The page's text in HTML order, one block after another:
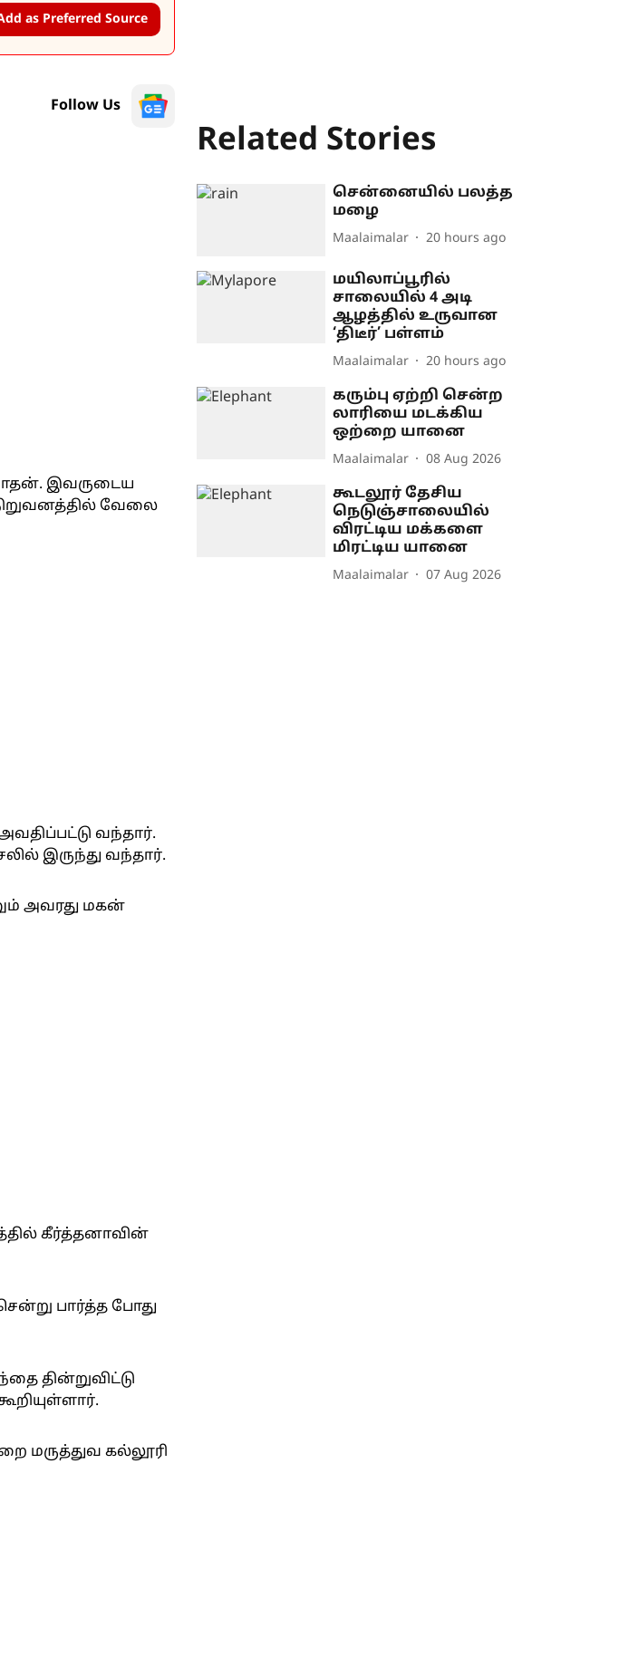
as Preferred Source
Follow Us
இவருடைய
வேலை
வந்தார்.
இருந்து வந்தார்.
அவரது மகன்
கீர்த்தனாவின்
பார்த்த போது
தின்றுவிட்டு
மருத்துவ கல்லூரி
Related Stories
சென்னையில் பலத்த
மழை
Maalaimalar 20 hours ago
மயிலாப்பூரில்
சாலையில் 4 அடி
ஆழத்தில் உருவான
‘திடீர்’ பள்ளம்
Maalaimalar 20 hours ago
கரும்பு ஏற்றி சென்ற
லாரியை மடக்கிய
ஒற்றை யானை
Maalaimalar 08 Aug 2026
கூடலூர் தேசிய
நெடுஞ்சாலையில்
விரட்டிய மக்களை
மிரட்டிய யானை
Maalaimalar 07 Aug 2026